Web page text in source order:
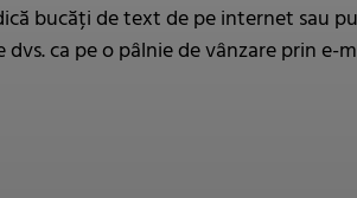
bucăți de text de pe internet sau
ca pe o pâlnie de vânzare prin e-